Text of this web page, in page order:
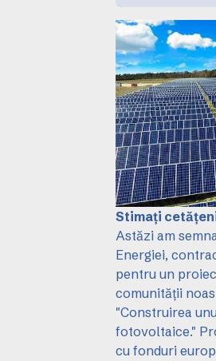
Stimați
Astăzi am
Energiei,
pentru un
comunității
"Construirea
fotovoltaice."
cu fonduri